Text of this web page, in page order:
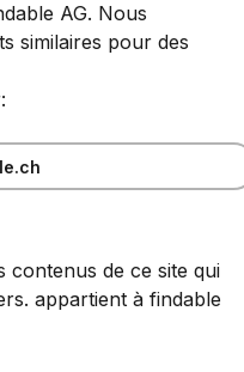
AG. Nous
similaires pour des
de ce site qui
appartient à findable